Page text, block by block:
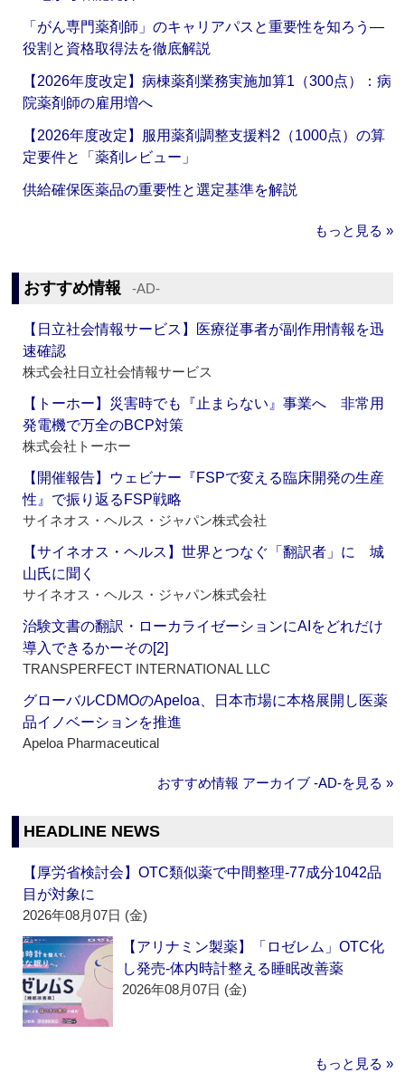
「がん専門薬剤師」のキャリアパスと重要性を知ろう—
役割と資格取得法を徹底解説
【2026年度改定】病棟薬剤業務実施加算1（300点）：病
院薬剤師の雇用増へ
【2026年度改定】服用薬剤調整支援料2（1000点）の算
定要件と「薬剤レビュー」
供給確保医薬品の重要性と選定基準を解説
もっと見る »
おすすめ情報 ‐AD‐
【日立社会情報サービス】医療従事者が副作用情報を迅
速確認
株式会社日立社会情報サービス
【トーホー】災害時でも『止まらない』事業へ 非常用
発電機で万全のBCP対策
株式会社トーホー
【開催報告】ウェビナー『FSPで変える臨床開発の生産
性』で振り返るFSP戦略
サイネオス・ヘルス・ジャパン株式会社
【サイネオス・ヘルス】世界とつなぐ「翻訳者」に 城
山氏に聞く
サイネオス・ヘルス・ジャパン株式会社
治験文書の翻訳・ローカライゼーションにAIをどれだけ
導入できるかーその[2]
TRANSPERFECT INTERNATIONAL LLC
グローバルCDMOのApeloa、日本市場に本格展開し医薬
品イノベーションを推進
Apeloa Pharmaceutical
おすすめ情報 アーカイブ ‐AD‐を見る »
HEADLINE NEWS
【厚労省検討会】OTC類似薬で中間整理‐77成分1042品
目が対象に
2026年08月07日 (金)
【アリナミン製薬】「ロゼレム」OTC化
し発売‐体内時計整える睡眠改善薬
2026年08月07日 (金)
もっと見る »